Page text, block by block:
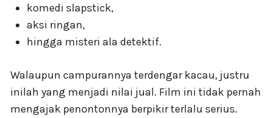
komedi slapstick,
aksi ringan,
hingga misteri ala detektif.
Walaupun campurannya terdengar kacau, justru
inilah yang menjadi nilai jual. Film ini tidak pernah
mengajak penontonnya berpikir terlalu serius.